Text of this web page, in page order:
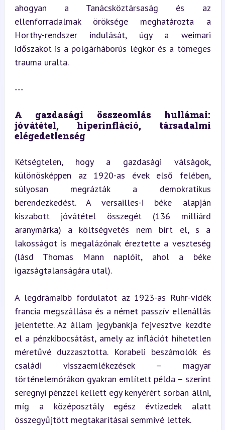
ahogyan a Tanácsköztársaság és az
ellenforradalmak öröksége meghatározta a
Horthy-rendszer indulását, úgy a weimari
időszakot is a polgárháborús légkör és a tömeges
trauma uralta.
---
A gazdasági összeomlás hullámai:
jóvátétel, hiperinfláció, társadalmi
elégedetlenség
Kétségtelen, hogy a gazdasági válságok,
különösképpen az 1920-as évek első felében,
súlyosan megrázták a demokratikus
berendezkedést. A versailles-i béke alapján
kiszabott jóvátétel összegét (136 milliárd
aranymárka) a költségvetés nem bírt el, s a
lakosságot is megalázónak éreztette a veszteség
(lásd Thomas Mann naplóit, ahol a béke
igazságtalanságára utal).
A legdrámaibb fordulatot az 1923-as Ruhr-vidék
francia megszállása és a német passzív ellenállás
jelentette. Az állam jegybankja fejvesztve kezdte
el a pénzkibocsátást, amely az inflációt hihetetlen
méretűvé duzzasztotta. Korabeli beszámolók és
családi visszaemlékezések – magyar
történelemórákon gyakran említett példa – szerint
seregnyi pénzzel kellett egy kenyérért sorban állni,
míg a középosztály egész évtizedek alatt
összegyűjtött megtakarításai semmivé lettek.